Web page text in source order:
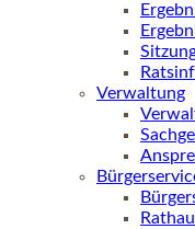
Verwaltung